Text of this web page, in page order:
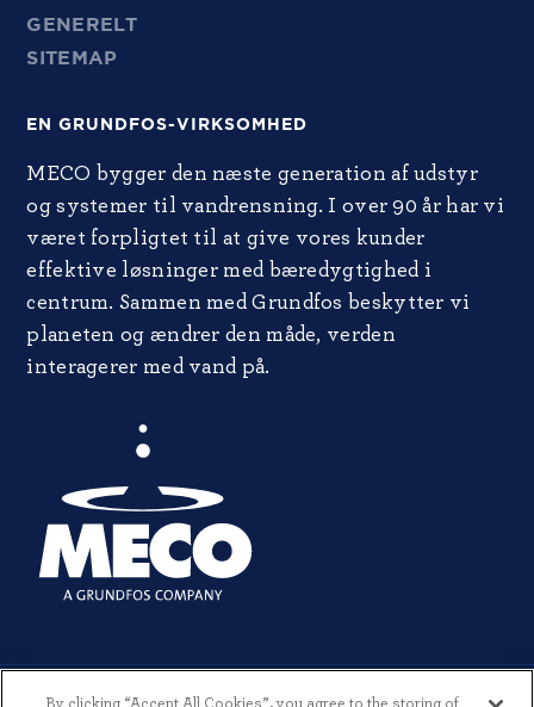
GENERELT
SITEMAP
EN GRUNDFOS-VIRKSOMHED
MECO bygger den næste generation af udstyr
og systemer til vandrensning. I over 90 år har vi
været forpligtet til at give vores kunder
effektive løsninger med bæredygtighed i
centrum. Sammen med Grundfos beskytter vi
planeten og ændrer den måde, verden
interagerer med vand på.